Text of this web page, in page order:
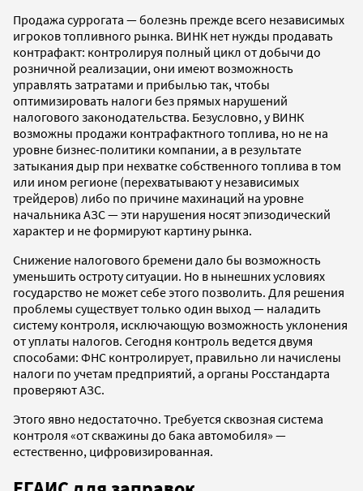
Продажа суррогата — болезнь прежде всего независимых
игроков топливного рынка. ВИНК нет нужды продавать
контрафакт: контролируя полный цикл от добычи до
розничной реализации, они имеют возможность
управлять затратами и прибылью так, чтобы
оптимизировать налоги без прямых нарушений
налогового законодательства. Безусловно, у ВИНК
возможны продажи контрафактного топлива, но не на
уровне бизнес-политики компании, а в результате
затыкания дыр при нехватке собственного топлива в том
или ином регионе (перехватывают у независимых
трейдеров) либо по причине махинаций на уровне
начальника АЗС — эти нарушения носят эпизодический
характер и не формируют картину рынка.
Снижение налогового бремени дало бы возможность
уменьшить остроту ситуации. Но в нынешних условиях
государство не может себе этого позволить. Для решения
проблемы существует только один выход — наладить
систему контроля, исключающую возможность уклонения
от уплаты налогов. Сегодня контроль ведется двумя
способами: ФНС контролирует, правильно ли начислены
налоги по учетам предприятий, а органы Росстандарта
проверяют АЗС.
Этого явно недостаточно. Требуется сквозная система
контроля «от скважины до бака автомобиля» —
естественно, цифровизированная.